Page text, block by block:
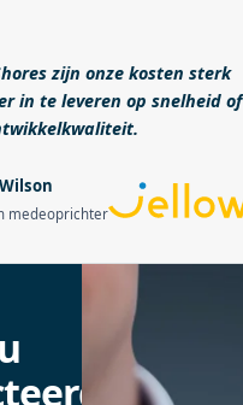
zijn onze kosten sterk
in te leveren op snelheid of
medeoprichter